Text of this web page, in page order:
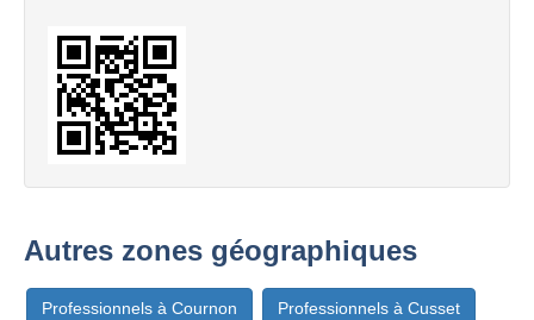
Autres zones géographiques
Professionnels à Cournon Professionnels à Cusset